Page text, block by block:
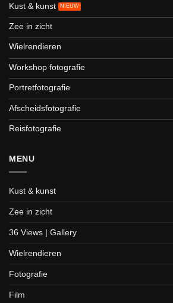
Kust & kunst
Zee in zicht
Wielrendieren
Workshop fotografie
Portretfotografie
Afscheidsfotografie
Reisfotografie
MENU
Kust & kunst
Zee in zicht
36 Views | Gallery
Wielrendieren
Fotografie
Film